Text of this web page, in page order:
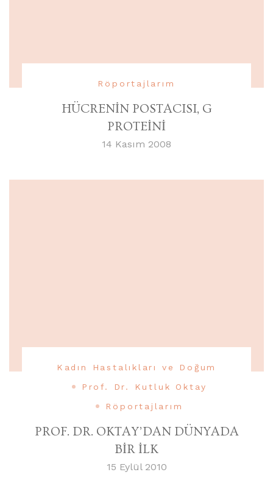
Röportajlarım
HÜCRENİN POSTACISI, G
PROTEİNİ
14 Kasım 2008
Kadın Hastalıkları ve Doğum
Prof. Dr. Kutluk Oktay
Röportajlarım
PROF. DR. OKTAY’DAN DÜNYADA
BİR İLK
15 Eylül 2010